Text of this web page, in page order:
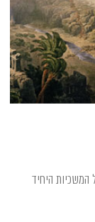
המשכיות היחיד